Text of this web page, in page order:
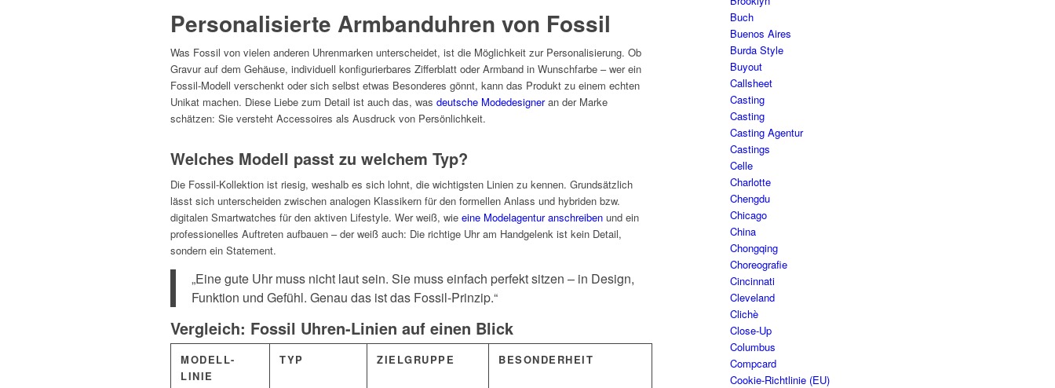
Personalisierte Armbanduhren von Fossil
Was Fossil von vielen anderen Uhrenmarken unterscheidet, ist die Möglichkeit zur Personalisierung. Ob
Gravur auf dem Gehäuse, individuell konfigurierbares Zifferblatt oder Armband in Wunschfarbe – wer ein
Fossil-Modell verschenkt oder sich selbst etwas Besonderes gönnt, kann das Produkt zu einem echten
Unikat machen. Diese Liebe zum Detail ist auch das, was deutsche Modedesigneran der Marke
schätzen: Sie versteht Accessoires als Ausdruck von Persönlichkeit.
Welches Modell passt zu welchem Typ?
Die Fossil-Kollektion ist riesig, weshalb es sich lohnt, die wichtigsten Linien zu kennen. Grundsätzlich
lässt sich unterscheiden zwischen analogen Klassikern für den formellen Anlass und hybriden bzw.
digitalen Smartwatches für den aktiven Lifestyle. Wer weiß, wie eine Modelagentur anschreiben und ein
professionelles Auftreten aufbauen – der weiß auch: Die richtige Uhr am Handgelenk ist kein Detail,
sondern ein Statement.
„Eine gute Uhr muss nicht laut sein. Sie muss einfach perfekt sitzen – in Design,
Funktion und Gefühl. Genau das ist das Fossil-Prinzip.“
Vergleich: Fossil Uhren-Linien auf einen Blick
MODELL-
LINIE
TYP ZIELGRUPPE BESONDERHEIT
Buch
Buenos Aires
Burda Style
Buyout
Callsheet
Casting
Casting
Casting Agentur
Castings
Celle
Charlotte
Chengdu
Chicago
China
Chongqing
Choreografie
Cincinnati
Cleveland
Clichè
Close-Up
Columbus
Compcard
Cookie-Richtlinie (EU)